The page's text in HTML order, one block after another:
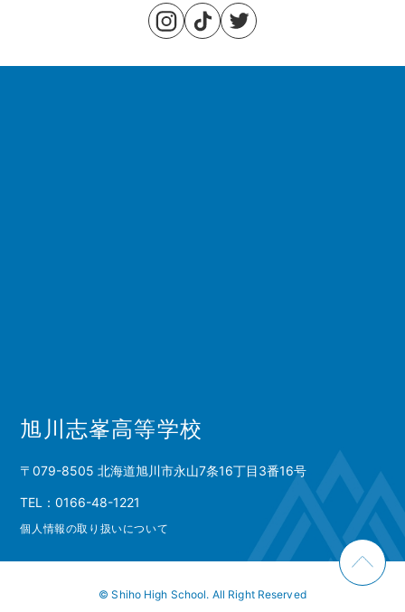
旭川志峯高等学校
〒079-8505 北海道旭川市永山7条16丁目3番16号
TEL：0166-48-1221
個人情報の取り扱いについて
© Shiho High School. All Right Reserved